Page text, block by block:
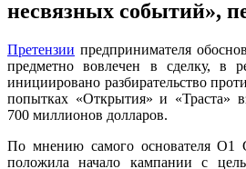
несвязных событий»,
Претензии предпринимателя
предметно вовлечен в сделку, в
инициировано разбирательство
попытках «Открытия» и «Траста»
700 миллионов долларов.
По мнению самого основателя O1
положила начало кампании с